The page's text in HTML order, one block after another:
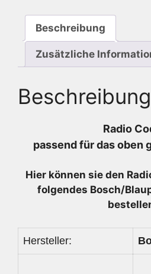
Beschreibung
Zusätzliche
Beschreibung
Radio
passend für das oben
Hier können sie den
folgendes Bosch/
Hersteller: